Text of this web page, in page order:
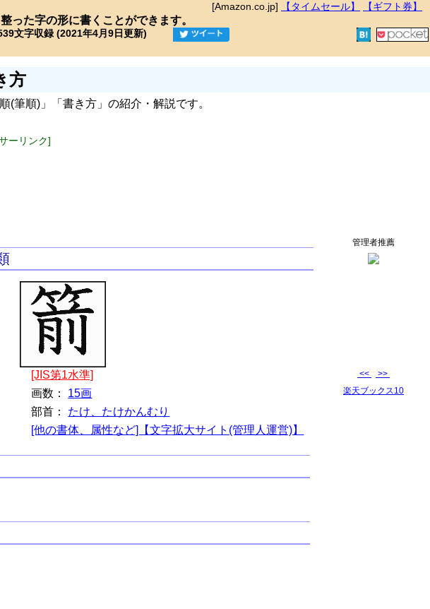
[Amazon.co.jp] 【タイムセール】 【ギフト券】
った字の形に書くことができます。
文字収録 (2021年4月9日更新)
方
(筆順)」「書き方」の紹介・解説です。
ーリンク]
[JIS第1水準]
画数： 15画
部首： たけ、たけかんむり
[他の書体、属性など]【文字拡大サイト(管理人運営)】
管理者推薦
<<
>>
楽天ブックス10